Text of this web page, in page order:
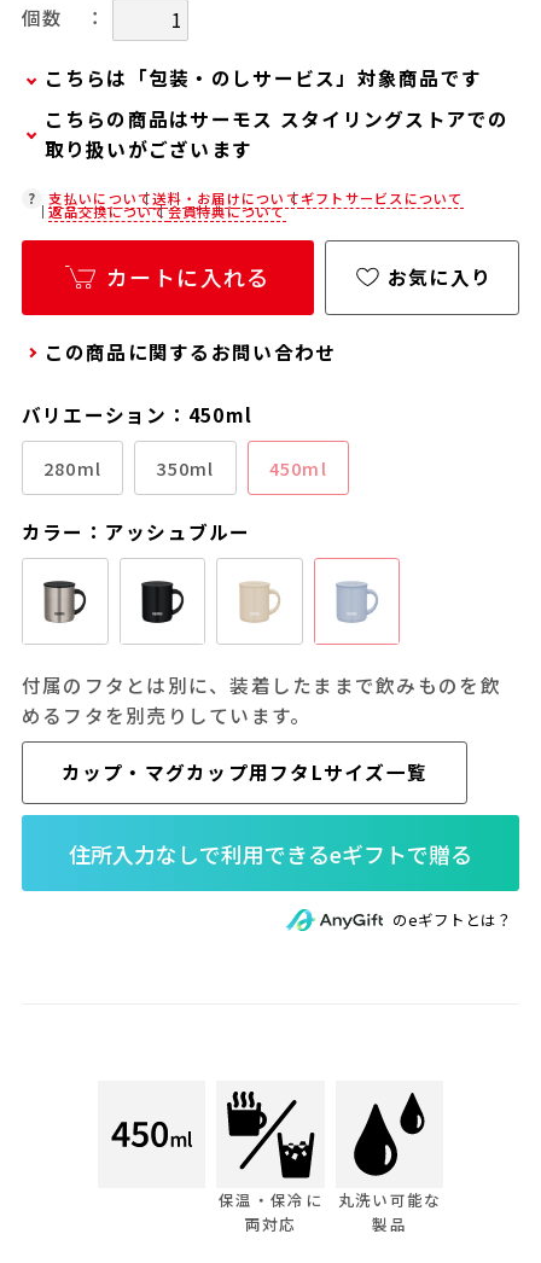
個数
：
こちらは「包装・のしサービス」対象商品です
弊社での包装・のしを希望される場合は、商品を
カートに入れた後に「会員限定のし・ラッピング
(330円/個)設定へ」ボタンからお手続きくださ
い。
「包装・のしサービス」には、手提げ袋やギフト
バッグは含まれておりません。手提げ袋やギフト
バッグを希望される場合は、以下よりご購入をお
願いいたします。
こちらの商品はサーモス スタイリングストアでの
取り扱いがございます
在庫状況につきましては、各店舗までお電話にて
ご確認ください。
店舗紹介ページ
支払いについて送料・お届けについてギフトサービスについて
返品交換について会員特典について
カートに入れる お気に入り
この商品に関するお問い合わせ
バリエーション：450ml
280ml 350ml 450ml
カラー：アッシュブルー
付属のフタとは別に、装着したままで飲みものを飲
めるフタを別売りしています。
カップ・マグカップ用フタLサイズ一覧
のeギフトとは？
保温・保冷に
両対応
丸洗い可能な
製品